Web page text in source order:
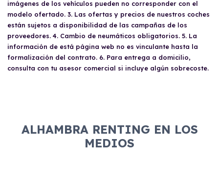
partir de ese momento, el cliente podrá
disfrutar del vehículo de renting.
económica y no estar en listas de morosidad.
Las empresas deben tener al menos un año
de antigüedad, y los autónomos también
deben cumplir con ciertos requisitos
económicos y de antigüedad en la actividad.
Toda la documentación necesaria debe ser
imágenes de los vehículos pueden no corresponder con el
modelo ofertado. 3. Las ofertas y precios de nuestros coches
están sujetos a disponibilidad de las campañas de los
proveedores. 4. Cambio de neumáticos obligatorios. 5. La
información de está página web no es vinculante hasta la
formalización del contrato. 6. Para entrega a domicilio,
consulta con tu asesor comercial si incluye algún sobrecoste.
ALHAMBRA RENTING EN LOS
MEDIOS